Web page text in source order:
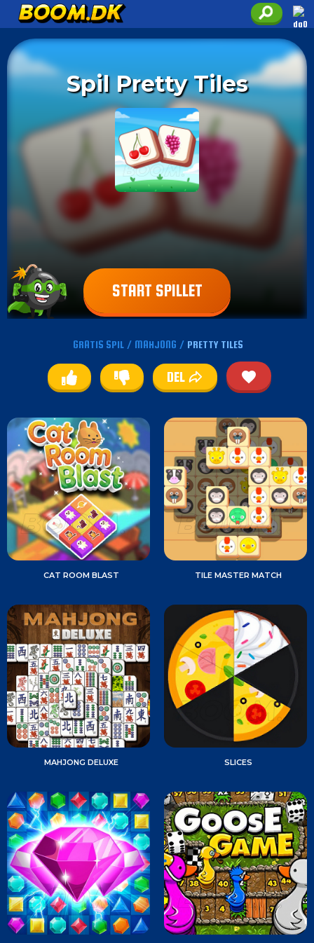
Spil Pretty Tiles
START SPILLET
GRATIS SPIL / MAHJONG / PRETTY TILES
DEL
CAT ROOM BLAST TILE MASTER MATCH
MAHJONG DELUXE SLICES